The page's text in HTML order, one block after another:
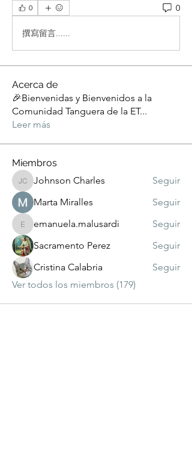
0 0
撰寫留言......
Acerca de
🎉Bienvenidas y Bienvenidos a la
Comunidad Tanguera de la ET...
Leer más
Miembros
Johnson Charles
Johnson Charles
Seguir
Marta Miralles
Seguir
emanuela.malusardi
emanuela.malusardi
Seguir
Sacramento Perez
Seguir
Cristina Calabria
Seguir
Ver todos los miembros (179)